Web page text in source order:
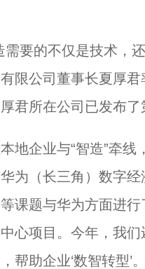
的不仅是技术，还
限公司董事长夏厚君
君所在公司已发布
企业与“智造”牵线
为（长三角）数字
课题与华为方面进
心项目。今年，我
帮助企业‘数智转型’